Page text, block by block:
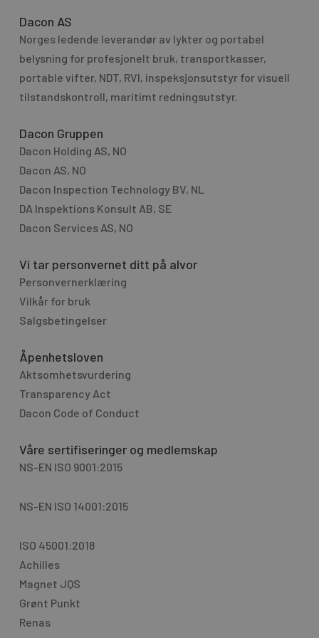
s
a
g
e
r
n
i
v
:
Dacon AS
Norges ledende leverandør av lykter og portabel
belysning for profesjo­nelt bruk, transport­kasser,
portable vifter, NDT, RVI, inspeksjonsutstyr for visuell
tilstandskontroll, maritimt redningsutstyr.
Dacon Gruppen
Dacon Holding AS, NO
Dacon AS, NO
Dacon Inspection Technology BV, NL
DA Inspektions Konsult AB, SE
Dacon Services AS, NO
Vi tar personvernet ditt på alvor
Personvernerklæring
Vilkår for bruk
Salgsbetingelser
Åpenhetsloven
Aktsomhetsvurdering
Transparency Act
Dacon Code of Conduct
Våre sertifiseringer og medlemskap
NS-EN ISO 9001:2015
NS-EN ISO 14001:2015
ISO 45001:2018
Achilles
Magnet JQS
Grønt Punkt
Renas